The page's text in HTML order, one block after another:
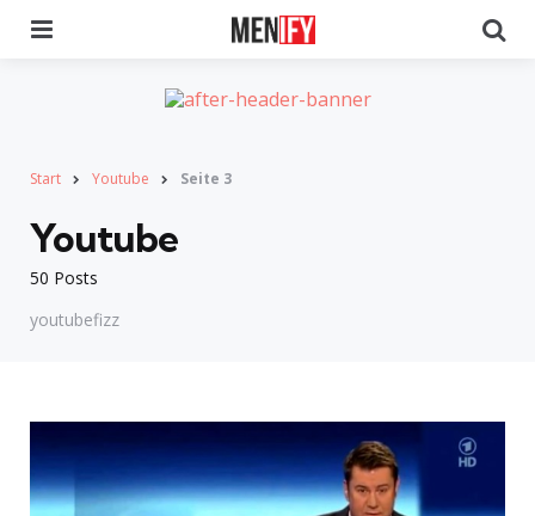
Start Youtube Seite 3
50 Posts
Youtube
youtubefizz